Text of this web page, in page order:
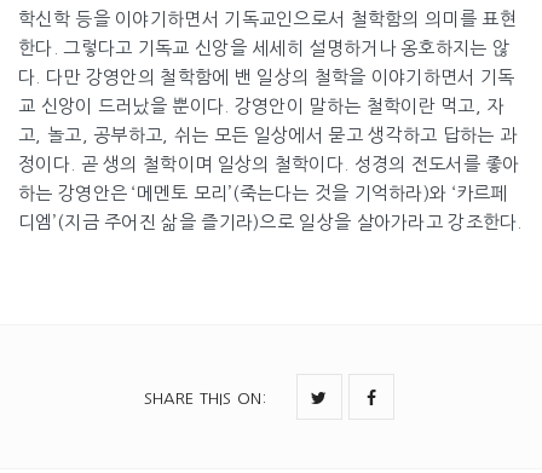
학신학 등을 이야기하면서 기독교인으로서 철학함의 의미를 표현
한다. 그렇다고 기독교 신앙을 세세히 설명하거나 옹호하지는 않
다. 다만 강영안의 철학함에 밴 일상의 철학을 이야기하면서 기독
교 신앙이 드러났을 뿐이다. 강영안이 말하는 철학이란 먹고, 자
고, 놀고, 공부하고, 쉬는 모든 일상에서 묻고 생각하고 답하는 과
정이다. 곧 생의 철학이며 일상의 철학이다. 성경의 전도서를 좋아
하는 강영안은 ‘메멘토 모리’(죽는다는 것을 기억하라)와 ‘카르페
디엠’(지금 주어진 삶을 즐기라)으로 일상을 살아가라고 강조한다.
SHARE THIS ON :